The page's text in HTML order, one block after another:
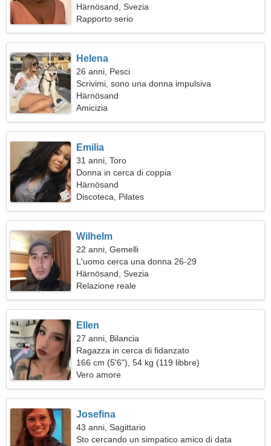
Härnösand, Svezia
Rapporto serio
Helena
26 anni, Pesci
Scrivimi, sono una donna impulsiva
Härnösand
Amicizia
Emilia
31 anni, Toro
Donna in cerca di coppia
Härnösand
Discoteca, Pilates
Wilhelm
22 anni, Gemelli
L'uomo cerca una donna 26-29
Härnösand, Svezia
Relazione reale
Ellen
27 anni, Bilancia
Ragazza in cerca di fidanzato
166 cm (5'6"), 54 kg (119 libbre)
Vero amore
Josefina
43 anni, Sagittario
Sto cercando un simpatico amico di data